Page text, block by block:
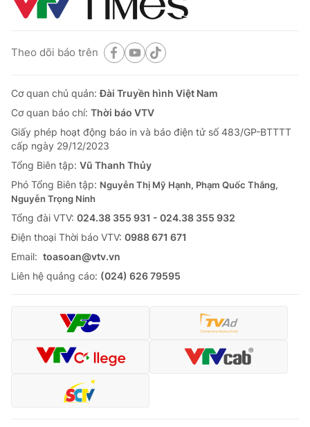
Theo dõi báo trên
Cơ quan chủ quản:Đài Truyền hình Việt Nam
Cơ quan báo chí: Thời báo VTV
Giấy phép hoạt động báo in và báo điện tử số 483/GP-BTTTT
cấp ngày 29/12/2023
Tổng Biên tập: Vũ Thanh Thủy
Phó Tổng Biên tập: Nguyễn Thị Mỹ Hạnh, Phạm Quốc Thắng,
Nguyễn Trọng Ninh
Tổng đài VTV: 024.38 355 931 - 024.38 355 932
Ðiện thoại Thời báo VTV: 0988 671 671
Email: toasoan@vtv.vn
Liên hệ quảng cáo: (024) 626 79595